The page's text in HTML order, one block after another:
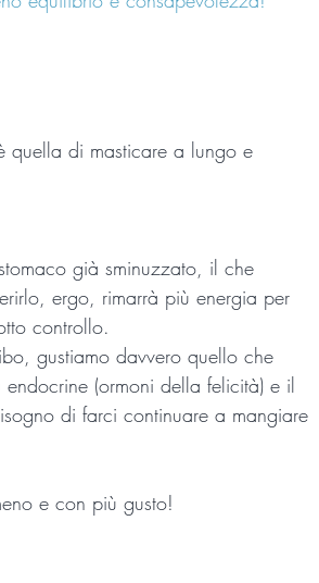
quella di masticare a lungo e
già sminuzzato, il che
ergo, rimarrà più energia per
controllo.
gustiamo davvero quello che
(ormoni della felicità) e il
di farci continuare a mangiare
e con più gusto!